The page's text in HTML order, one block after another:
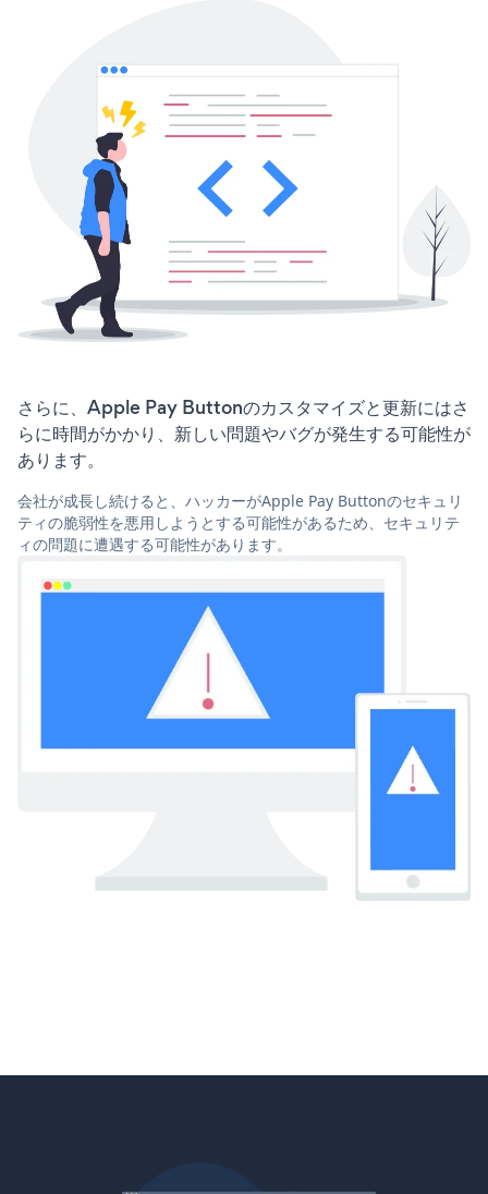
さらに、Apple Pay Buttonのカスタマイズと更新にはさ
らに時間がかかり、新しい問題やバグが発生する可能性が
あります。
会社が成長し続けると、ハッカーがApple Pay Buttonのセキュリ
ティの脆弱性を悪用しようとする可能性があるため、セキュリテ
ィの問題に遭遇する可能性があります。